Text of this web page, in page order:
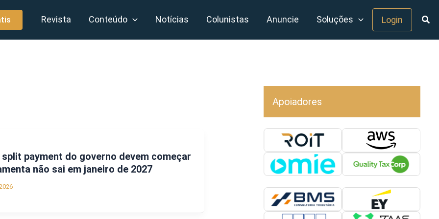
Revista Conteúdo Notícias Colunistas Anuncie Soluções Login
payment do governo devem começar
não sai em janeiro de 2027
Apoiadores